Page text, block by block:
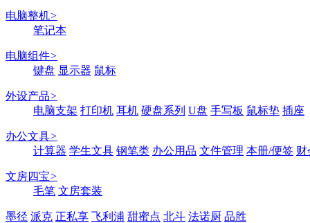
电脑整机>
笔记本
电脑组件>
键盘 显示器 鼠标
外设产品>
电脑支架 打印机 耳机 硬盘系列 U盘 手写板 鼠标垫 插座
办公文具>
计算器 学生文具 钢笔类 办公用品 文件管理 本册/便签 财
文房四宝>
毛笔 文房套装
墨径 派克 正私享 飞利浦 甜蜜点 北斗 法诺厨 品胜